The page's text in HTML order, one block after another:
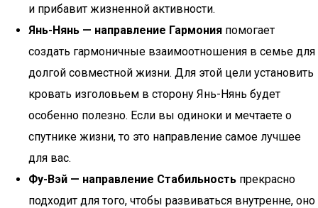
и прибавит жизненной активности.
Янь-Нянь — направление Гармония помогает
создать гармоничные взаимоотношения в семье для
долгой совместной жизни. Для этой цели установить
кровать изголовьем в сторону Янь-Нянь будет
особенно полезно. Если вы одиноки и мечтаете о
спутнике жизни, то это направление самое лучшее
для вас.
Фу-Вэй — направление Стабильность прекрасно
подходит для того, чтобы развиваться внутренне, оно